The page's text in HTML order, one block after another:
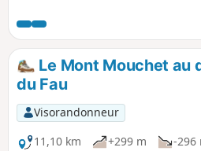
Le Mont Mouchet au
du Fau
Visorandonneur
11,10 km
+299 m
-296